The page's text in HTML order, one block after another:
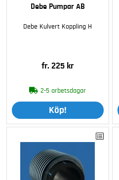
Debe Pumpar AB
Debe Kulvert Koppling H
fr. 225 kr
2-5 arbetsdagar
Köp!